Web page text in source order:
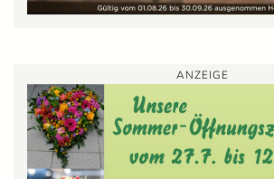
ANZEIGE